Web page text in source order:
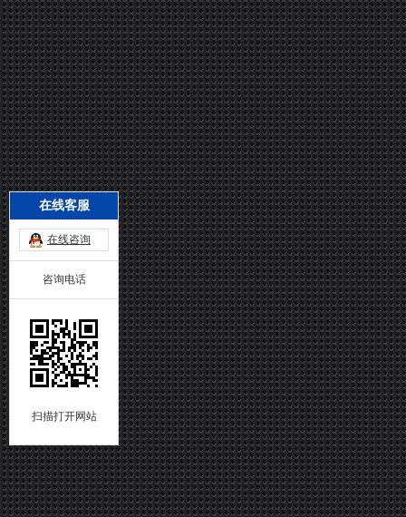
在线客服
在线咨询
咨询电话
扫描打开网站